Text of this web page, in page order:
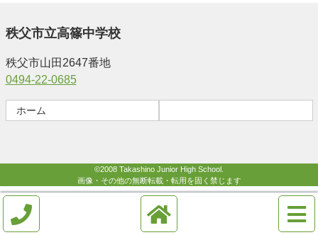
秩父市立高篠中学校
秩父市山田2647番地
0494-22-0685
ホーム
©2008 Takashino Junior High School.
画像・その他の無断転載・転用を固く禁じます